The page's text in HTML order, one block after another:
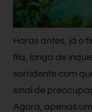
Horas antes, já o
fila, longa de
sorridente com
sinal de
Agora, apenas